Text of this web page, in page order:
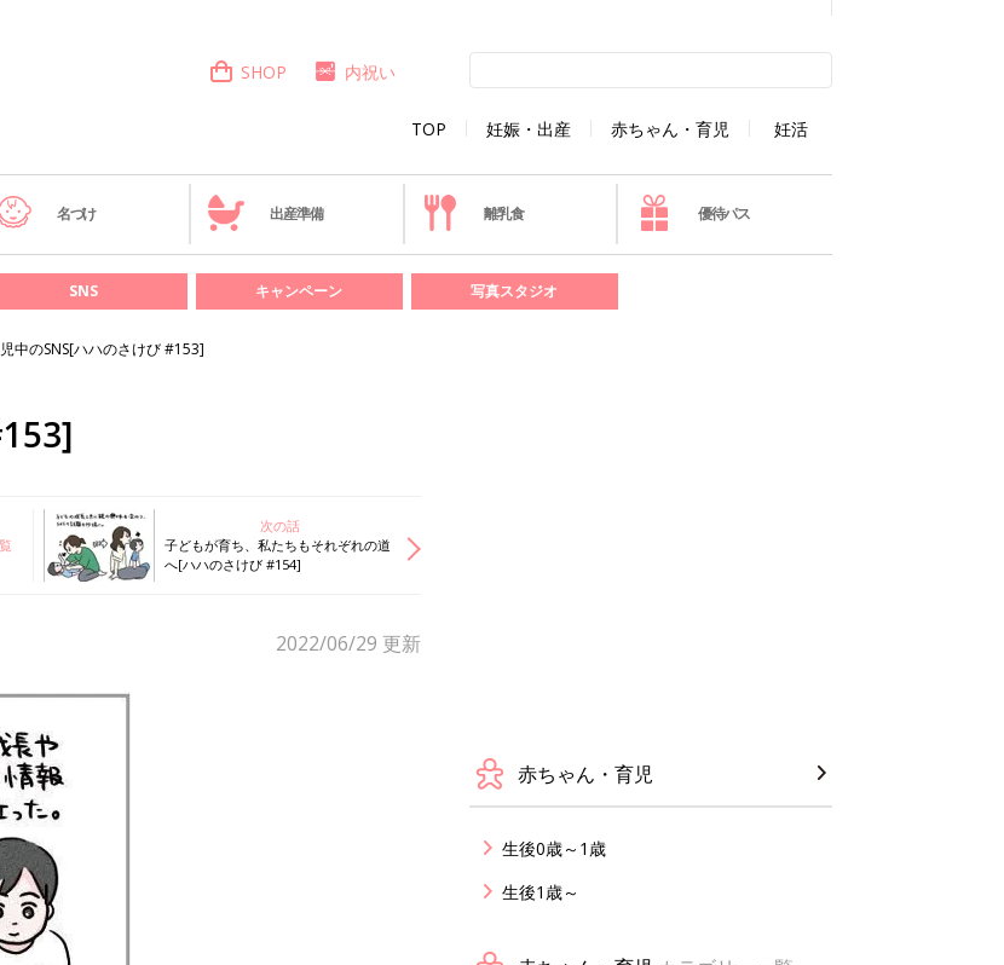
TOP 妊娠・出産 赤ちゃん・育児 妊活
SHOP 内祝い
名づけ 出産準備 離乳食 優待パス
SNS キャンペーン 写真スタジオ
中のSNS[ハハのさけび #153]
次の話
子どもが育ち、私たちもそれぞれの道
へ[ハハのさけび #154]
2022/06/29 更新
赤ちゃん・育児
生後0歳～1歳
生後1歳～